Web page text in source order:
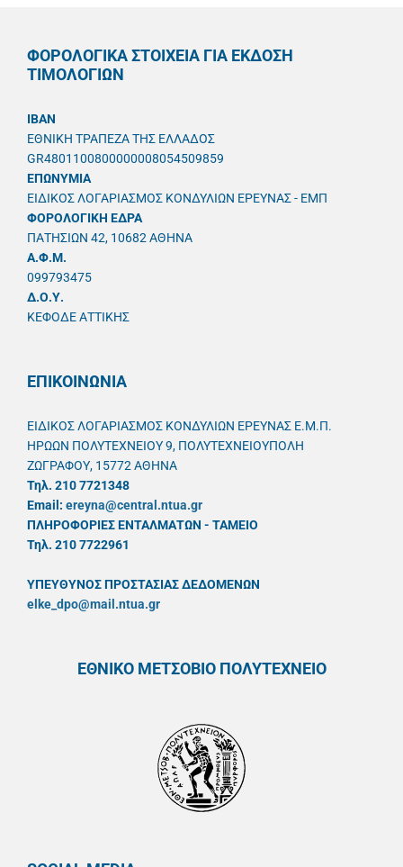
ΦΟΡΟΛΟΓΙΚΑ ΣΤΟΙΧΕΙΑ ΓΙΑ ΕΚΔΟΣΗ
ΤΙΜΟΛΟΓΙΩΝ
IBAN
ΕΘΝΙΚΗ ΤΡΑΠΕΖΑ ΤΗΣ ΕΛΛΑΔΟΣ
GR4801100800000008054509859
ΕΠΩΝΥΜΙΑ
ΕΙΔΙΚΟΣ ΛΟΓΑΡΙΑΣΜΟΣ ΚΟΝΔΥΛΙΩΝ ΕΡΕΥΝΑΣ - ΕΜΠ
ΦΟΡΟΛΟΓΙΚΗ ΕΔΡΑ
ΠΑΤΗΣΙΩΝ 42, 10682 ΑΘΗΝΑ
A.Φ.Μ.
099793475
Δ.Ο.Υ.
ΚΕΦΟΔΕ ΑΤΤΙΚΗΣ
ΕΠΙΚΟΙΝΩΝΙΑ
ΕΙΔΙΚΟΣ ΛΟΓΑΡΙΑΣΜΟΣ ΚΟΝΔΥΛΙΩΝ ΕΡΕΥΝΑΣ Ε.Μ.Π.
ΗΡΩΩΝ ΠΟΛΥΤΕΧΝΕΙΟΥ 9, ΠΟΛΥΤΕΧΝΕΙΟΥΠΟΛΗ
ΖΩΓΡΑΦΟΥ, 15772 ΑΘΗΝΑ
Τηλ. 210 7721348
Email: ereyna@central.ntua.gr
ΠΛΗΡΟΦΟΡΙΕΣ ΕΝΤΑΛΜΑΤΩΝ - ΤΑΜΕΙΟ
Τηλ. 210 7722961
ΥΠΕΥΘYΝΟΣ ΠΡΟΣΤΑΣΙΑΣ ΔΕΔΟΜΕΝΩΝ
elke_dpo@mail.ntua.gr
ΕΘΝΙΚΟ ΜΕΤΣΟΒΙΟ ΠΟΛΥΤΕΧΝΕΙΟ